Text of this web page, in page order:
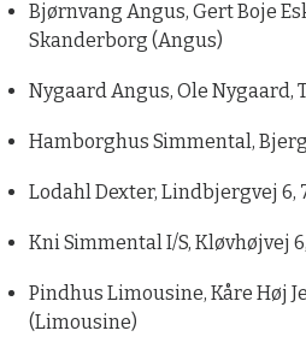
Bjørnvang Angus, Gert Boje
Skanderborg (Angus)
Nygaard Angus, Ole Nygaard,
Hamborghus Simmental,
Lodahl Dexter, Lindbjergvej 6,
Kni Simmental I/S, Kløvhøjvej
Pindhus Limousine, Kåre Høj
(Limousine)